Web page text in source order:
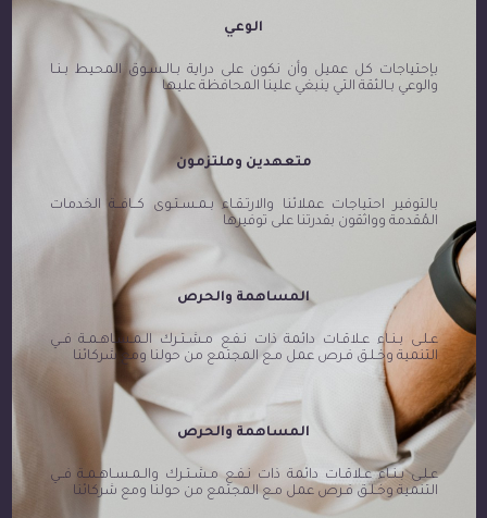
الوعي
بإحتياجات كل عميل وأن نكون على دراية بـالـسـوق المحيط بـنـا
والوعي بـالثقة التي ينبغي علينا المحافظة عليها
متعهدين وملتزمون
بالتوفير احتياجات عملائنا والارتـقـاء بـمـسـتـوى كــافــة الخدمات
المُقدمة وواثقون بقدرتنا على توفيرها
المساهمة والحرص
عـلـى بـنـاء عـلاقـات دائمة ذات نـفـع مـشـتـرك الـمـسـاهـمـة فــي
التنمية وخـلـق فـرص عمل مـع المجتمع من حولنا ومع شركائنا
المساهمة والحرص
عـلـى بـنـاء عـلاقـات دائمة ذات نـفـع مـشـتـرك والـمـسـاهـمـة فــي
التنمية وخـلـق فـرص عمل مـع المجتمع من حولنا ومع شركائنا